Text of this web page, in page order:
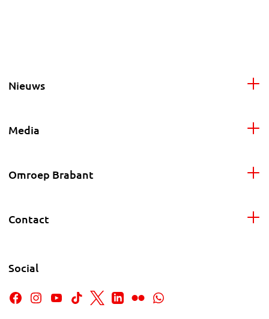
Nieuws
Media
Omroep Brabant
Contact
Social